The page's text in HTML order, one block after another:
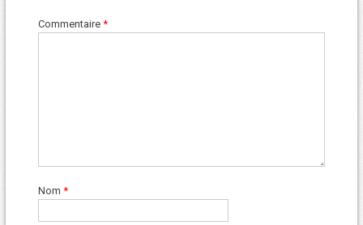
Commentaire *
Nom *